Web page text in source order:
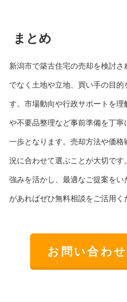
まとめ
新潟市で築古住宅の売却を検討
でなく土地や立地、買い手の目
す。市場動向や行政サポートを
や不要品整理など事前準備を丁
一歩となります。売却方法や価
況に合わせて選ぶことが大切です
強みを活かし、最適なご提案をい
があればぜひ無料相談をご活用く
お問い合わ